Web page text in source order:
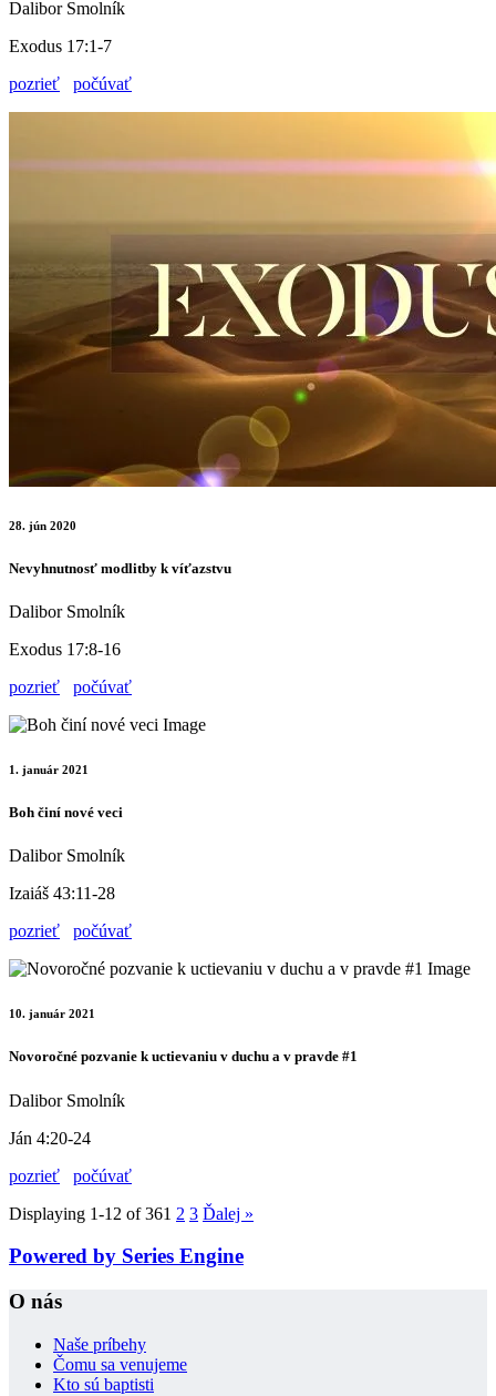
Dalibor Smolník
Exodus 17:1-7
pozrieť
počúvať
28. jún 2020
Nevyhnutnosť modlitby k víťazstvu
Dalibor Smolník
Exodus 17:8-16
pozrieť
počúvať
1. január 2021
Boh činí nové veci
Dalibor Smolník
Izaiáš 43:11-28
pozrieť
počúvať
10. január 2021
Novoročné pozvanie k uctievaniu v duchu a v pravde #1
Dalibor Smolník
Ján 4:20-24
pozrieť
počúvať
Displaying 1-12 of 361 2 3 Ďalej »
Powered by Series Engine
O nás
Naše príbehy
Čomu sa venujeme
Kto sú baptisti